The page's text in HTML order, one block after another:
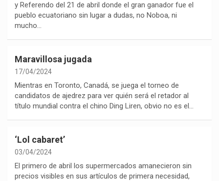
y Referendo del 21 de abril donde el gran ganador fue el
pueblo ecuatoriano sin lugar a dudas, no Noboa, ni
mucho…
Maravillosa jugada
17/04/2024
Mientras en Toronto, Canadá, se juega el torneo de
candidatos de ajedrez para ver quién será el retador al
título mundial contra el chino Ding Liren, obvio no es el…
‘Lol cabaret’
03/04/2024
El primero de abril los supermercados amanecieron sin
precios visibles en sus artículos de primera necesidad,